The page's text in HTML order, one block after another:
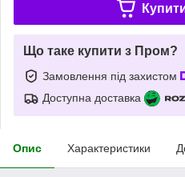
Що таке купити з Пром?
Замовлення під захистом
Доступна доставка
Опис Характеристики